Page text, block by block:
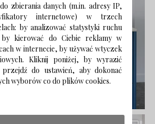
zbierania danych (m.in. adresy IP,
internetowe) w trzech
by analizować statystyki ruchu
kierować do Ciebie reklamy w
w internecie, by używać wtyczek
Kliknij poniżej, by wyrazić
do ustawień, aby dokonać
wyborów co do plików cookies.